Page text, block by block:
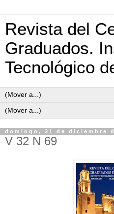
Revista del
Graduados.
Tecnológico
domingo, 31 de diciembre
V 32 N 69